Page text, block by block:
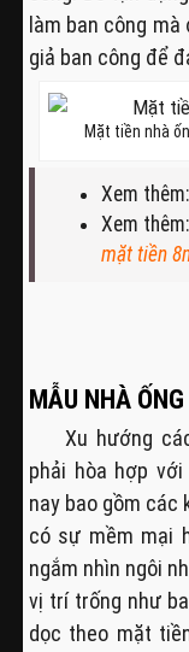
làm ban công
giả ban công để
Mặt tiền nhà
Xem thêm:
Xem thêm:
mặt tiền
MẪU NHÀ
Xu hướng
phải hòa hợp
nay bao gồm các
có sự mềm mại
ngắm nhìn ngôi
vị trí trống như
dọc theo mặt